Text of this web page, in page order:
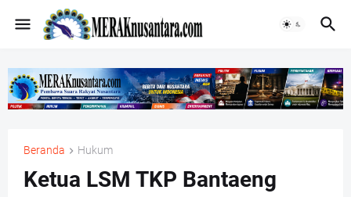
Beranda Hukum
Ketua LSM TKP Bantaeng